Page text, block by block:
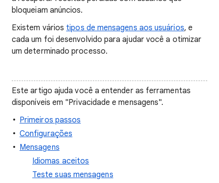
bloqueiam anúncios.
Existem vários tipos de mensagens aos usuários, e
cada um foi desenvolvido para ajudar você a otimizar
um determinado processo.
Este artigo ajuda você a entender as ferramentas
disponíveis em "Privacidade e mensagens".
Primeiros passos
Configurações
Mensagens
Idiomas aceitos
Teste suas mensagens